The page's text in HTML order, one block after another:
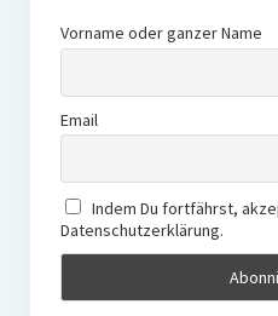
Vorname oder ganzer Name
Email
Indem Du fortfährst,
Datenschutzerklärung.